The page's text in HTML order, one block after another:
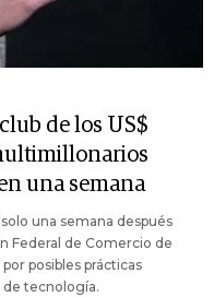
de los US$
una semana
una semana después
Federal de Comercio de
posibles prácticas
de tecnología.